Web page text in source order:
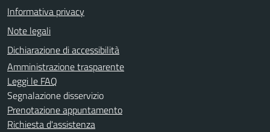
Informativa privacy
Note legali
Dichiarazione di accessibilità
Amministrazione trasparente
Leggi le FAQ
Segnalazione disservizio
Prenotazione appuntamento
Richiesta d'assistenza